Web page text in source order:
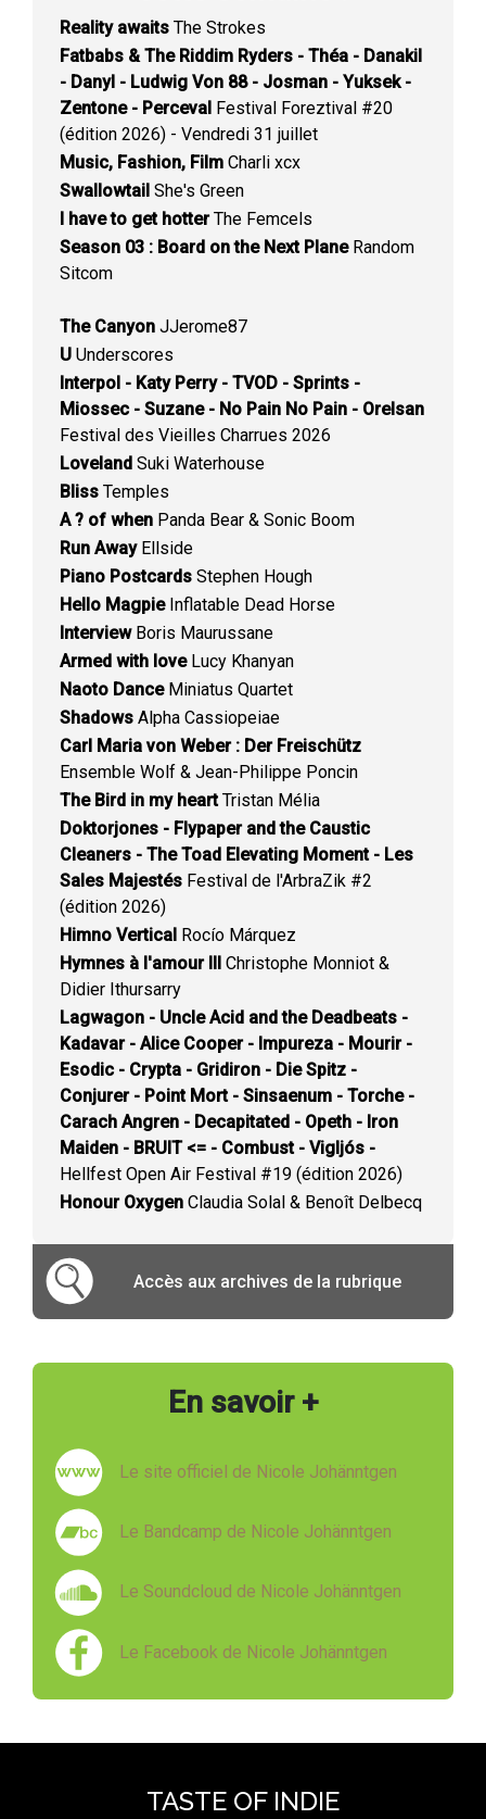
Reality awaits The Strokes
Fatbabs & The Riddim Ryders - Théa - Danakil
- Danyl - Ludwig Von 88 - Josman - Yuksek -
Zentone - Perceval Festival Foreztival #20
(édition 2026) - Vendredi 31 juillet
Music, Fashion, Film Charli xcx
Swallowtail She's Green
I have to get hotterThe Femcels
Season 03 : Board on the Next PlaneRandom
Sitcom
The Canyon JJerome87
U Underscores
Interpol - Katy Perry - TVOD - Sprints -
Miossec - Suzane - No Pain No Pain - Orelsan
Festival des Vieilles Charrues 2026
Loveland Suki Waterhouse
Bliss Temples
A ? of when Panda Bear & Sonic Boom
Run AwayEllside
Piano Postcards Stephen Hough
Hello MagpieInflatable Dead Horse
InterviewBoris Maurussane
Armed with loveLucy Khanyan
Naoto DanceMiniatus Quartet
Shadows Alpha Cassiopeiae
Carl Maria von Weber : Der Freischütz
Ensemble Wolf & Jean-Philippe Poncin
The Bird in my heartTristan Mélia
Doktorjones - Flypaper and the Caustic
Cleaners - The Toad Elevating Moment - Les
Sales Majestés Festival de l'ArbraZik #2
(édition 2026)
Himno Vertical Rocío Márquez
Hymnes à l'amour III Christophe Monniot &
Didier Ithursarry
Lagwagon - Uncle Acid and the Deadbeats -
Kadavar - Alice Cooper - Impureza - Mourir -
Esodic - Crypta - Gridiron - Die Spitz -
Conjurer - Point Mort - Sinsaenum - Torche -
Carach Angren - Decapitated - Opeth - Iron
Maiden - BRUIT <= - Combust - Vigljós -
Hellfest Open Air Festival #19 (édition 2026)
Honour Oxygen Claudia Solal & Benoît Delbecq
Accès aux archives de la rubrique
En savoir +
Le site officiel de Nicole Johänntgen
Le Bandcamp de Nicole Johänntgen
Le Soundcloud de Nicole Johänntgen
Le Facebook de Nicole Johänntgen
TASTE OF INDIE